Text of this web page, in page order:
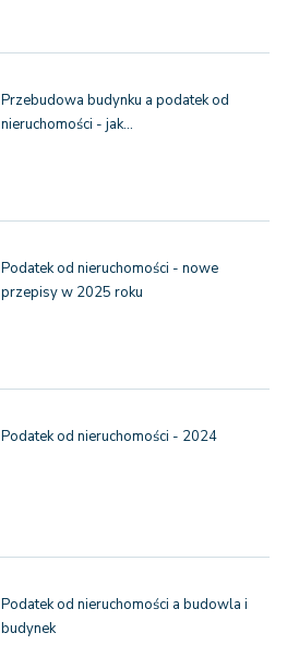
Przebudowa budynku a podatek od
nieruchomości - jak…
Podatek od nieruchomości - nowe
przepisy w 2025 roku
Podatek od nieruchomości - 2024
Podatek od nieruchomości a budowla i
budynek